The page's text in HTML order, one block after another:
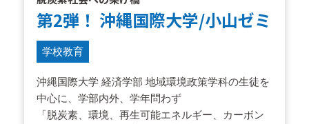
第2弾！ 沖縄国際大学/小山ゼミ
学校教育
沖縄国際大学 経済学部 地域環境政策学科の生徒を
中心に、学部内外、学年問わず
「脱炭素、環境、再生可能エネルギー、カーボン